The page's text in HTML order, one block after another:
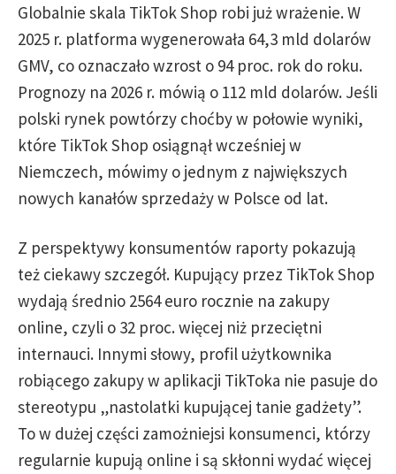
Globalnie skala TikTok Shop robi już wrażenie. W
2025 r. platforma wygenerowała 64,3 mld dolarów
GMV, co oznaczało wzrost o 94 proc. rok do roku.
Prognozy na 2026 r. mówią o 112 mld dolarów. Jeśli
polski rynek powtórzy choćby w połowie wyniki,
które TikTok Shop osiągnął wcześniej w
Niemczech, mówimy o jednym z największych
nowych kanałów sprzedaży w Polsce od lat.
Z perspektywy konsumentów raporty pokazują
też ciekawy szczegół. Kupujący przez TikTok Shop
wydają średnio 2564 euro rocznie na zakupy
online, czyli o 32 proc. więcej niż przeciętni
internauci. Innymi słowy, profil użytkownika
robiącego zakupy w aplikacji TikToka nie pasuje do
stereotypu „nastolatki kupującej tanie gadżety”.
To w dużej części zamożniejsi konsumenci, którzy
regularnie kupują online i są skłonni wydać więcej